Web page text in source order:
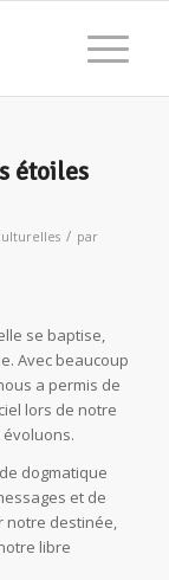
étoiles
/ par
se baptise,
Avec beaucoup
a permis de
lors de notre
dogmatique
et de
notre destinée,
libre